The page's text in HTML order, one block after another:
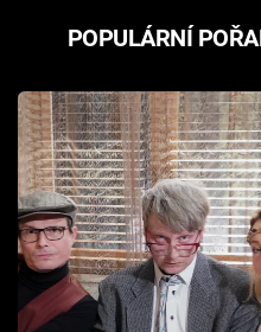
POPULÁRNÍ